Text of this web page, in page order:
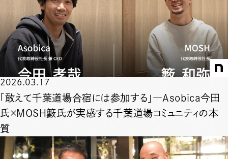
2026.03.17
「敢えて千葉道場合宿には参加する」―Asobica今田
氏×MOSH籔氏が実感する千葉道場コミュニティの本
質